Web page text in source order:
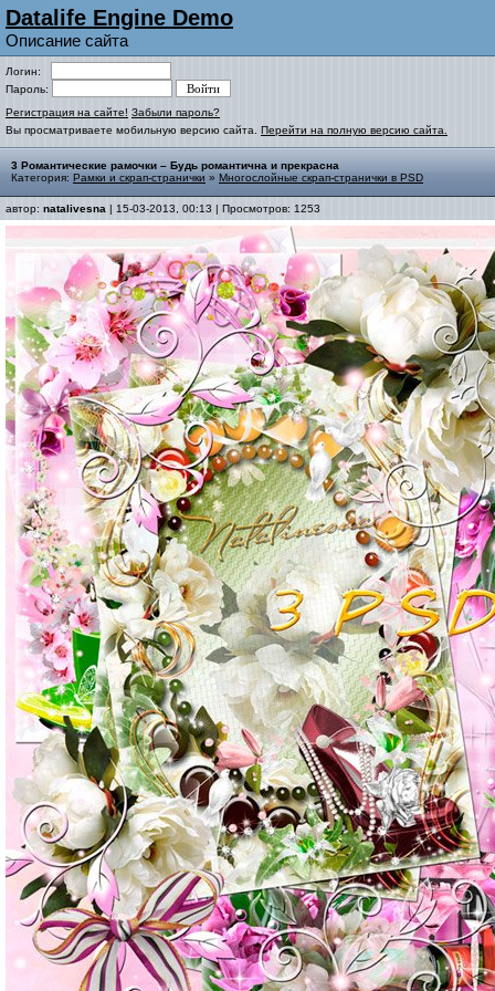
Datalife Engine Demo
Описание сайта
Логин:
Пароль:
Регистрация на сайте! Забыли пароль?
Вы просматриваете мобильную версию сайта. Перейти на полную версию сайта.
3 Романтические рамочки – Будь романтична и прекрасна
Категория: Рамки и скрап-странички » Многослойные скрап-странички в PSD
автор: natalivesna | 15-03-2013, 00:13 | Просмотров: 1253